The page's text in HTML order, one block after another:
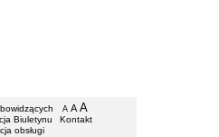
Drzycim
A pomniejsz czcionkę
A standardowy rozmiar czcionki
A
Biuletynu
Kontakt
obsługi